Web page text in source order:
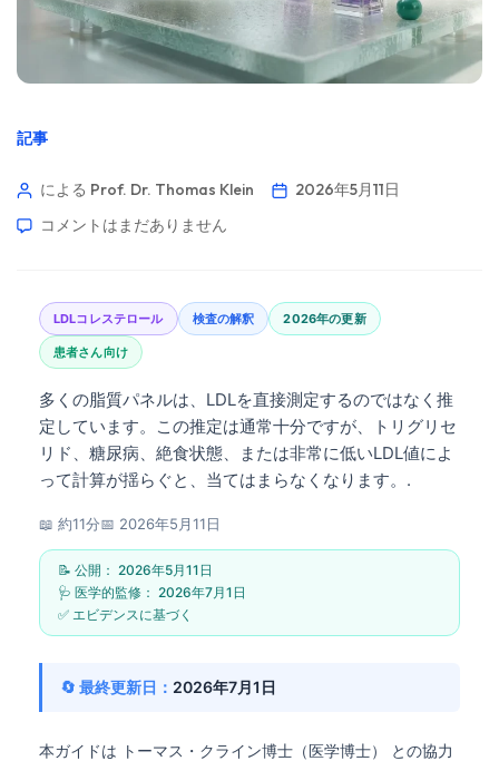
記事
による Prof. Dr. Thomas Klein
2026年5月11日
コメントはまだありません
LDLコレステロール 検査の解釈 2026年の更新
患者さん向け
多くの脂質パネルは、LDLを直接測定するのではなく推
定しています。この推定は通常十分ですが、トリグリセ
リド、糖尿病、絶食状態、または非常に低いLDL値によ
って計算が揺らぐと、当てはまらなくなります。.
📖 約11分📅 2026年5月11日
📝 公開： 2026年5月11日
🩺 医学的監修： 2026年7月1日
✅ エビデンスに基づく
🔄 最終更新日： 2026年7月1日
本ガイドは トーマス・クライン博士（医学博士）
との協力